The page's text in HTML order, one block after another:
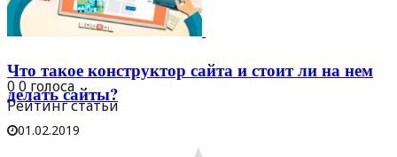
Что такое конструктор сайта и стоит ли на нем
делать сайты?
01.02.2019
00 голоса
Рейтинг статьи